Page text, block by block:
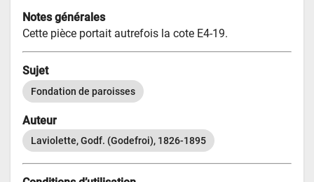
Notes générales
Cette pièce portait autrefois la cote E4-19.
Sujet
Fondation de paroisses
Auteur
Laviolette, Godf. (Godefroi), 1826-1895